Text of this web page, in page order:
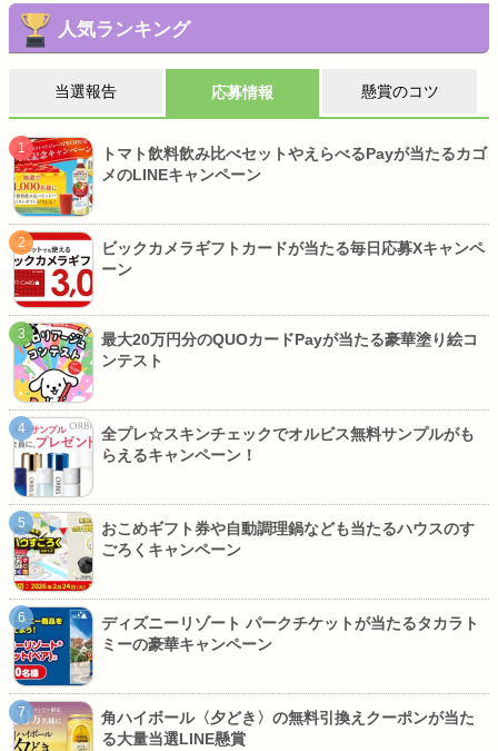
人気ランキング
当選報告 応募情報 懸賞のコツ
トマト飲料飲み比べセットやえらべるPayが当たるカゴ
メのLINEキャンペーン
ビックカメラギフトカードが当たる毎日応募Xキャンペ
ーン
最大20万円分のQUOカードPayが当たる豪華塗り絵コ
ンテスト
全プレ☆スキンチェックでオルビス無料サンプルがも
らえるキャンペーン！
おこめギフト券や自動調理鍋なども当たるハウスのす
ごろくキャンペーン
ディズニーリゾート パークチケットが当たるタカラト
ミーの豪華キャンペーン
角ハイボール〈夕どき〉の無料引換えクーポンが当た
る大量当選LINE懸賞